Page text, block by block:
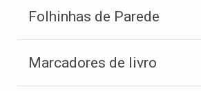
Folhinhas de Parede
Marcadores de livro